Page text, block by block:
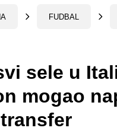
FUDBAL
sele u
mogao